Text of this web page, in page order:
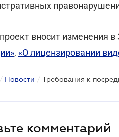
вносит изменения в
, «О лицензировании
/ Новости /
комментарий